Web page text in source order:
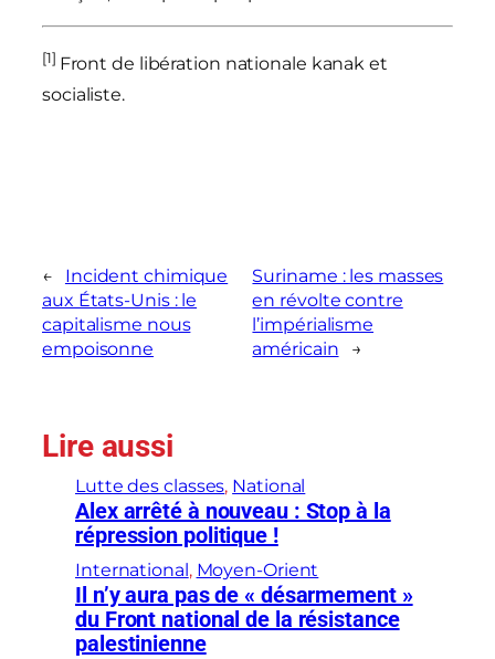
[1] Front de libération nationale kanak et
socialiste.
←
Incident chimique
aux États-Unis : le
capitalisme nous
empoisonne
Suriname : les masses
en révolte contre
l’impérialisme
américain
→
Lire aussi
Lutte des classes, National
Alex arrêté à nouveau : Stop à la
répression politique !
International, Moyen-Orient
Il n’y aura pas de « désarmement »
du Front national de la résistance
palestinienne